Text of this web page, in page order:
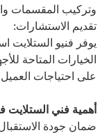
وتركيب المقسمات
تقديم الاستشارات:
يوفر فنيو
الخيارات المتاحة
على احتياجات العميل
أهمية فني الستلايت
ضمان جودة